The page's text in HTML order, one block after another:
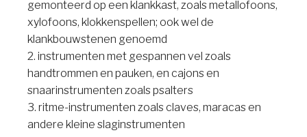
gemonteerd op een klankkast, zoals metallofoons,
xylofoons, klokkenspellen; ook wel de
klankbouwstenen genoemd
2. instrumenten met gespannen vel zoals
handtrommen en pauken, en cajons en
snaarinstrumenten zoals psalters
3. ritme-instrumenten zoals claves, maracas en
andere kleine slaginstrumenten